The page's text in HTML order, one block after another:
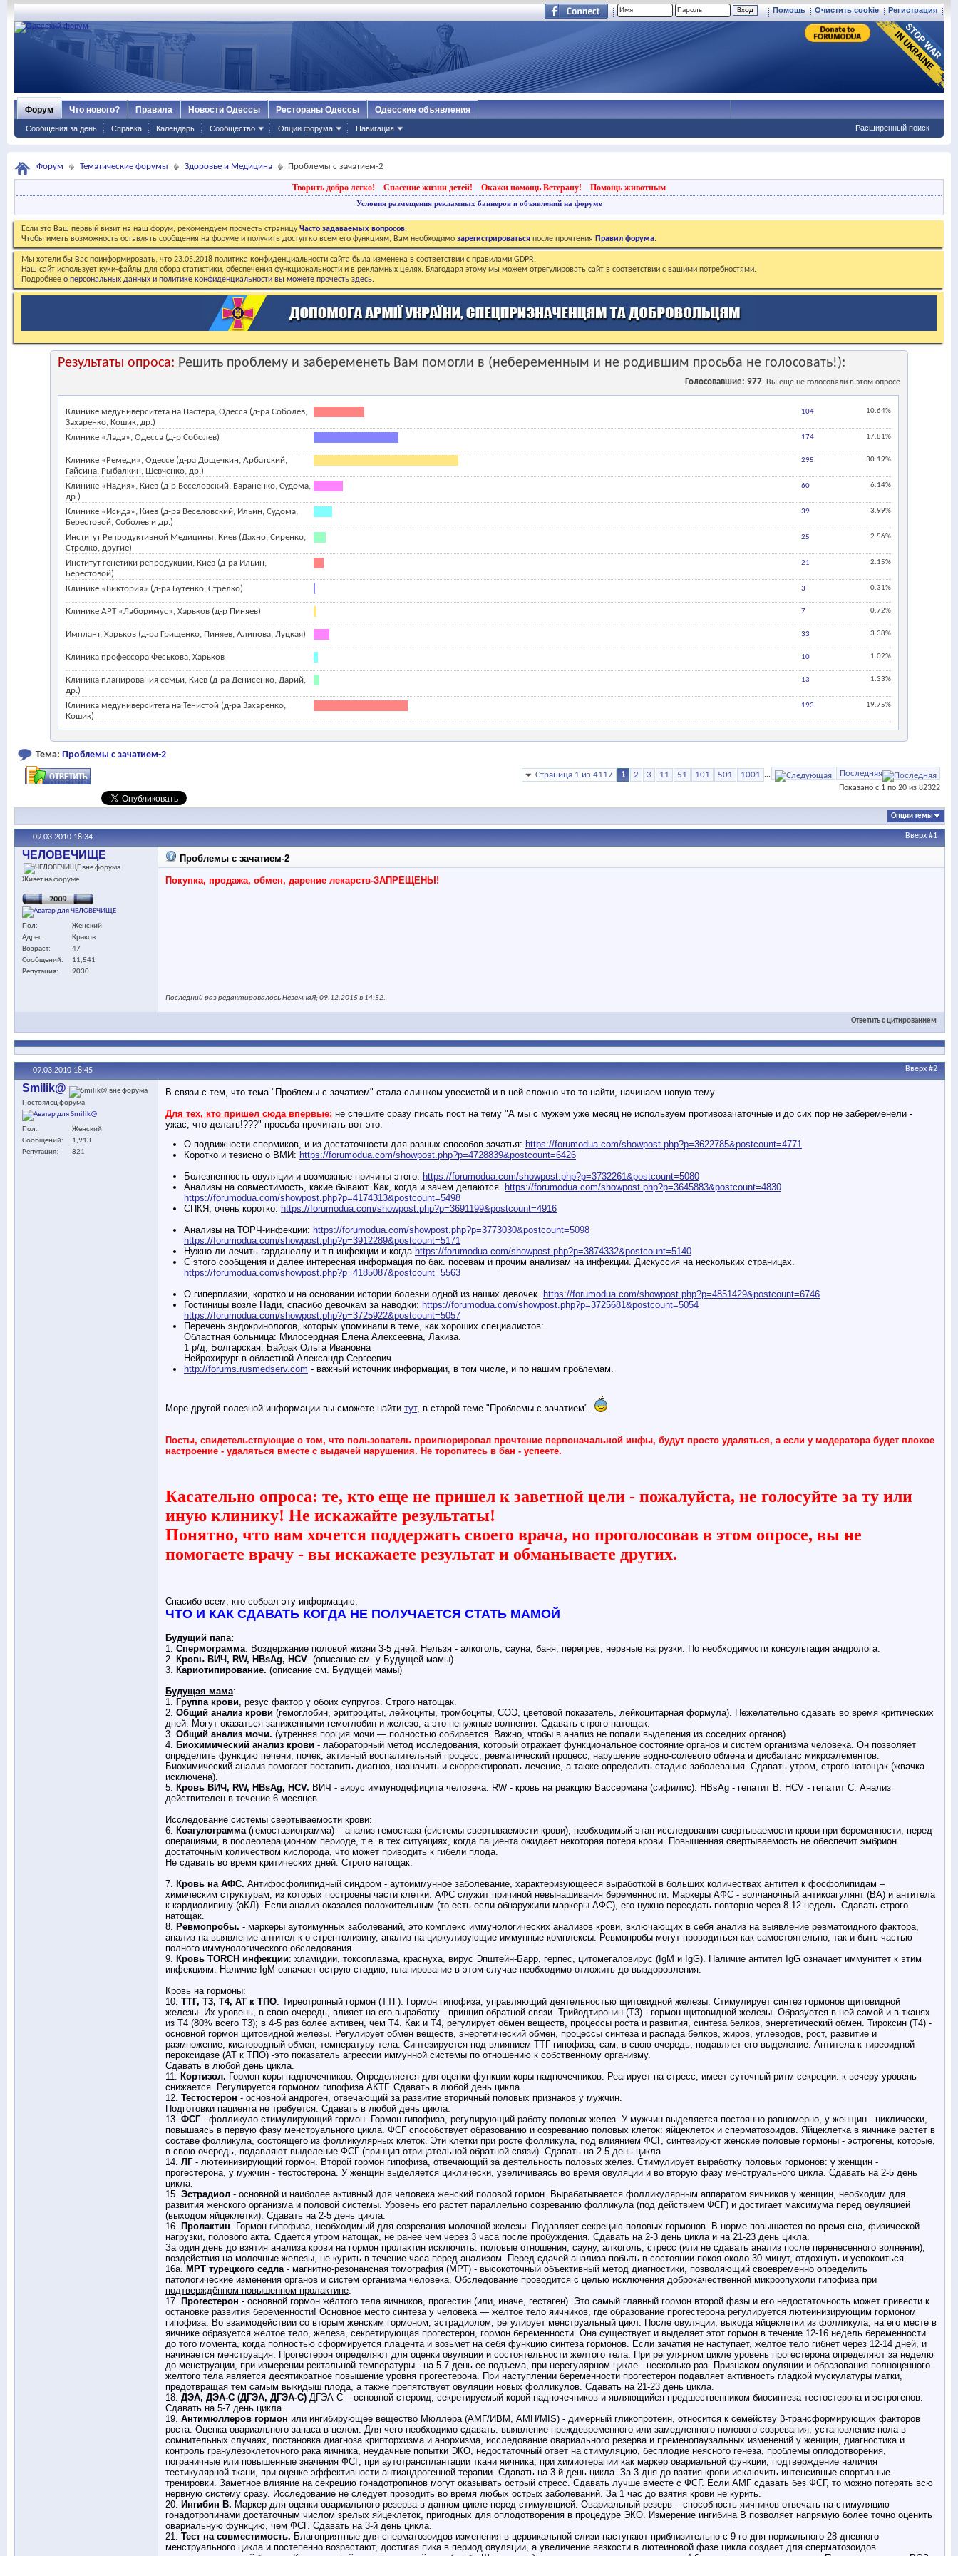
Регистрация
Очистить cookie
Помощь
Форум
Сообщения за день Справка Календарь Сообщество Опции форума Навигация
Что нового? Правила Новости Одессы Рестораны Одессы Одесские объявления
Расширенный поиск
Форум Тематические форумы Здоровье и Медицина Проблемы с зачатием-2
Творить добро легко! Спасение жизни детей! Окажи помощь Ветерану! Помощь животным
Условия размещения рекламных баннеров и объявлений на форуме
Если это Ваш первый визит на наш форум, рекомендуем прочесть страницуЧасто задаваемых вопросов.
Чтобы иметь возможность оставлять сообщения на форуме и получить доступ ко всем его функциям, Вам необходимо зарегистрироваться после прочтения Правил форума.
Мы хотели бы Вас поинформировать, что 23.05.2018 политика конфиденциальности сайта была изменена в соответствии с правилами GDPR.
Наш сайт использует куки-файлы для сбора статистики, обеспечения функциональности и в рекламных целях. Благодаря этому мы можем отрегулировать сайт в соответствии с вашими потребностями.
Подробнее о персональных данных и политике конфиденциальности вы можете прочесть здесь.
Результаты опроса: Решить проблему и забеременеть Вам помогли в (небеременным и не родившим просьба не голосовать!):
Голосовавшие 977. Вы ещё не голосовали в этом опросе
Клинике медуниверситета на Пастера, Одесса (д-ра Соболев,
Захаренко, Кошик, др.)
104 10.64%
Клинике «Лада», Одесса (д-р Соболев) 174 17.81%
Клинике «Ремеди», Одессе (д-ра Дощечкин, Арбатский,
Гайсина, Рыбалкин, Шевченко, др.)
295 30.19%
Клинике «Надия», Киев (д-р Веселовский, Бараненко, Судома,
др.)
60 6.14%
Клинике «Исида», Киев (д-ра Веселовский, Ильин, Судома,
Берестовой, Соболев и др.)
39 3.99%
Институт Репродуктивной Медицины, Киев (Дахно, Сиренко,
Стрелко, другие)
25 2.56%
Институт генетики репродукции, Киев (д-ра Ильин,
Берестовой)
21 2.15%
Клинике «Виктория» (д-ра Бутенко, Стрелко) 3 0.31%
Клинике АРТ «Лаборимус», Харьков (д-р Пиняев) 7 0.72%
Имплант, Харьков (д-ра Грищенко, Пиняев, Алипова, Луцкая) 33 3.38%
Клиника профессора Феськова, Харьков 10 1.02%
Клиника планирования семьи, Киев (д-ра Денисенко, Дарий,
др.)
13 1.33%
Клиника медуниверситета на Тенистой (д-ра Захаренко,
Кошик)
193 19.75%
Тема: Проблемы с зачатием-2
Страница 1 из 4117 1 2 3 11 51 101 501 1001 ... Последняя
Показано с 1 по 20 из 82322
Опции темы
09.03.2010 18:34 Вверх #1
ЧЕЛОВЕЧИЩЕ
Живет на форуме
Пол
Женский
Адрес
Краков
Возраст
47
Сообщений
11,541
Репутация
9030
Проблемы с зачатием-2
Покупка, продажа, обмен, дарение лекарств-ЗАПРЕЩЕНЫ!
Последний раз редактировалось НеземнаЯ; 09.12.2015 в 14:52.
Ответить с цитированием
09.03.2010 18:45 Вверх #2
Smilik@
Постоялец форума
Пол
Женский
Сообщений
1,913
Репутация
821
В связи с тем, что тема "Проблемы с зачатием" стала слишком увесистой и в ней сложно что-то найти, начинаем новую тему.
Для тех, кто пришел сюда впервые: не спешите сразу писать пост на тему "А мы с мужем уже месяц не используем противозачаточные и до сих пор не забеременели -
ужас, что делать!???" просьба прочитать вот это:
О подвижности спермиков, и из достаточности для разных способов зачатья: https://forumodua.com/showpost.php?p=3622785&postcount=4771
Коротко и тезисно о ВМИ: https://forumodua.com/showpost.php?p=4728839&postcount=6426
Болезненность овуляции и возможные причины этого: https://forumodua.com/showpost.php?p=3732261&postcount=5080
Анализы на совместимость, какие бывают. Как, когда и зачем делаются.
https://forumodua.com/showpost.php?p=3645883&postcount=4830
https://forumodua.com/showpost.php?p=4174313&postcount=5498
СПКЯ, очень коротко: https://forumodua.com/showpost.php?p=3691199&postcount=4916
Анализы на ТОРЧ-инфекции: https://forumodua.com/showpost.php?p=3773030&postcount=5098
https://forumodua.com/showpost.php?p=3912289&postcount=5171
Нужно ли лечить гарданеллу и т.п.инфекции и когда https://forumodua.com/showpost.php?p=3874332&postcount=5140
С этого сообщения и далее интересная информация по бак. посевам и прочим анализам на инфекции. Дискуссия на нескольких страницах.
https://forumodua.com/showpost.php?p=4185087&postcount=5563
О гиперплазии, коротко и на основании истории болезни одной из наших девочек.
https://forumodua.com/showpost.php?p=4851429&postcount=6746
Гостиницы возле Нади, спасибо девочкам за наводки: https://forumodua.com/showpost.php?p=3725681&postcount=5054
https://forumodua.com/showpost.php?p=3725922&postcount=5057
Перечень эндокринологов, которых упоминали в теме, как хороших специалистов:
Областная больница: Милосердная Елена Алексеевна, Лакиза.
1 р/д, Болгарская: Байрак Ольга Ивановна
Нейрохирург в областной Александр Сергеевич
http://forums.rusmedserv.com - важный источник информации, в том числе, и по нашим проблемам.
Море другой полезной информации вы сможете найти тут, в старой теме "Проблемы с зачатием".
Посты, свидетельствующие о том, что пользователь проигнорировал прочтение первоначальной инфы, будут просто удаляться, а если у модератора будет плохое
настроение - удаляться вместе с выдачей нарушения. Не торопитесь в бан - успеете.
Касательно опроса: те, кто еще не пришел к заветной цели - пожалуйста, не голосуйте за ту или
иную клинику! Не искажайте результаты!
Понятно, что вам хочется поддержать своего врача, но проголосовав в этом опросе, вы не
помогаете врачу - вы искажаете результат и обманываете других.
Спасибо всем, кто собрал эту информацию:
ЧТО И КАК СДАВАТЬ КОГДА НЕ ПОЛУЧАЕТСЯ СТАТЬ МАМОЙ
Будущий папа:
1. Спермограмма . Воздержание половой жизни 3-5 дней. Нельзя - алкоголь, сауна, баня, перегрев, нервные нагрузки. По необходимости консультация андролога.
2.
Кровь ВИЧ, RW, HBsAg, HCV . (описание см. у Будущей мамы)
3.
Кариотипирование. (описание см. Будущей мамы)
Будущая мама:
1.
Группа крови , резус фактор у обоих супругов. Строго натощак.
2. Общий анализ крови (гемоглобин, эритроциты, лейкоциты, тромбоциты, СОЭ, цветовой показатель, лейкоцитарная формула). Нежелательно сдавать во время критических
дней. Могут оказаться заниженными гемоглобин и железо, а это ненужные волнения. Сдавать строго натощак.
3. Общий анализ мочи. (утренняя порция мочи — полностью собирается. Важно, чтобы в анализ не попали выделения из соседних органов)
4.
Биохимический анализ крови - лабораторный метод исследования, который отражает функциональное состояние органов и систем организма человека. Он позволяет
определить функцию печени, почек, активный воспалительный процесс, ревматический процесс, нарушение водно-солевого обмена и дисбаланс микроэлементов.
Биохимический анализ помогает поставить диагноз, назначить и скорректировать лечение, а также определить стадию заболевания. Сдавать утром, строго натощак (жвачка
исключена).
5.
Кровь ВИЧ, RW, HBsAg, HCV. ВИЧ - вирус иммунодефицита человека. RW - кровь на реакцию Вассермана (сифилис). HBsAg - гепатит В. HCV - гепатит С. Анализ
действителен в течение 6 месяцев.
Исследование системы свертываемости крови:
6.
Коагулограмма (гемостазиограмма) – анализ гемостаза (системы свертываемости крови), необходимый этап исследования свертываемости крови при беременности, перед
операциями, в послеоперационном периоде, т.е. в тех ситуациях, когда пациента ожидает некоторая потеря крови. Повышенная свертываемость не обеспечит эмбрион
достаточным количеством кислорода, что может приводить к гибели плода.
Не сдавать во время критических дней. Строго натощак.
7.
Кровь на АФС. Антифосфолипидный синдром - аутоиммунное заболевание, характеризующееся выработкой в больших количествах антител к фосфолипидам –
химическим структурам, из которых построены части клетки. АФС служит причиной невынашивания беременности. Маркеры АФС - волчаночный антикоагулянт (ВА) и антитела
к кардиолипину (аКЛ). Если анализ оказался положительным (то есть если обнаружили маркеры АФС), его нужно пересдать повторно через 8-12 недель. Сдавать строго
натощак.
8.
Ревмопробы. - маркеры аутоимунных заболеваний, это комплекс иммунологических анализов крови, включающих в себя анализ на выявление ревматоидного фактора,
анализ на выявление антител к о-стрептолизину, анализ на циркулирующие иммунные комплексы. Ревмопробы могут проводиться как самостоятельно, так и быть частью
полного иммунологического обследования.
9.
Кровь TORCH инфекции: хламидии, токсоплазма, краснуха, вирус Эпштейн-Барр, герпес, цитомегаловирус (IgM и IgG). Наличие антител IgG означает иммунитет к этим
инфекциям. Наличие IgM означает острую стадию, планирование в этом случае необходимо отложить до выздоровления.
Кровь на гормоны:
10. ТТГ, Т3, Т4, АТ к ТПО . Тиреотропный гормон (ТТГ). Гормон гипофиза, управляющий деятельностью щитовидной железы. Стимулирует синтез гормонов щитовидной
железы. Их уровень, в свою очередь, влияет на его выработку - принцип обратной связи. Трийодтиронин (Т3) - гормон щитовидной железы. Образуется в ней самой и в тканях
из Т4 (80% всего Т3); в 4-5 раз более активен, чем Т4. Как и Т4, регулирует обмен веществ, процессы роста и развития, синтеза белков, энергетический обмен. Тироксин (Т4) -
основной гормон щитовидной железы. Регулирует обмен веществ, энергетический обмен, процессы синтеза и распада белков, жиров, углеводов, рост, развитие и
размножение, кислородный обмен, температуру тела. Синтезируется под влиянием ТТГ гипофиза, сам, в свою очередь, подавляет его выделение. Антитела к тиреоидной
пероксидазе (АТ к ТПО) -это показатель агрессии иммунной системы по отношению к собственному организму.
Сдавать в любой день цикла.
11.
Кортизол. Гормон коры надпочечников. Определяется для оценки функции коры надпочечников. Реагирует на стресс, имеет суточный ритм секреции: к вечеру уровень
снижается. Регулируется гормоном гипофиза АКТГ. Сдавать в любой день цикла.
12. Тестостерон - основной андроген, отвечающий за развитие вторичный половых признаков у мужчин.
Подготовки пациента не требуется. Сдавать в любой день цикла.
13. ФСГ- фолликуло стимулирующий гормон. Гормон гипофиза, регулирующий работу половых желез. У мужчин выделяется постоянно равномерно, у женщин - циклически,
повышаясь в первую фазу менструального цикла. ФСГ способствует образованию и созреванию половых клеток: яйцеклеток и сперматозоидов. Яйцеклетка в яичнике растет в
составе фолликула, состоящего из фолликулярных клеток. Эти клетки при росте фолликула, под влиянием ФСГ, синтезируют женские половые гормоны - эстрогены, которые,
в свою очередь, подавляют выделение ФСГ (принцип отрицательной обратной связи). Сдавать на 2-5 день цикла
14. ЛГ- лютеинизирующий гормон. Второй гормон гипофиза, отвечающий за деятельность половых желез. Стимулирует выработку половых гормонов: у женщин -
прогестерона, у мужчин - тестостерона. У женщин выделяется циклически, увеличиваясь во время овуляции и во вторую фазу менструального цикла. Сдавать на 2-5 день
цикла.
15. Эстрадиол - основной и наиболее активный для человека женский половой гормон. Вырабатывается фолликулярным аппаратом яичников у женщин, необходим для
развития женского организма и половой системы. Уровень его растет параллельно созреванию фолликула (под действием ФСГ) и достигает максимума перед овуляцией
(выходом яйцеклетки). Сдавать на 2-5 день цикла.
16.
Пролактин . Гормон гипофиза, необходимый для созревания молочной железы. Подавляет секрецию половых гормонов. В норме повышается во время сна, физической
нагрузки, полового акта. Сдается утром натощак, не ранее чем через 3 часа после пробуждения. Сдавать на 2-3 день цикла и на 21-23 день цикла.
За один день до взятия анализа крови на гормон пролактин исключить: половые отношения, сауну, алкоголь, стресс (или не сдавать анализ после перенесенного волнения),
воздействия на молочные железы, не курить в течение часа перед анализом. Перед сдачей анализа побыть в состоянии покоя около 30 минут, отдохнуть и успокоиться.
16а.
МРТ турецкого седла - магнитно-резонансная томография (МРТ) - высокоточный объективный метод диагностики, позволяющий своевременно определить
патологические изменения органов и систем организма человека. Обследование проводится с целью исключения доброкачественной микроопухоли гипофиза при
подтверждённом повышенном пролактине
17.
Прогестерон - основной гормон жёлтого тела яичников, прогестин (или, иначе, гестаген). Это самый главный гормон второй фазы и его недостаточность может привести к
остановке развития беременности! Основное место синтеза у человека — жёлтое тело яичников, где образование прогестерона регулируется лютеинизирующим гормоном
гипофиза. Во взаимодействии со вторым женским гормоном, эстрадиолом, регулирует менструальный цикл. После овуляции, выхода яйцеклетки из фолликула, на его месте в
яичнике образуется желтое тело, железа, секретирующая прогестерон, гормон беременности. Она существует и выделяет этот гормон в течение 12-16 недель беременности
до того момента, когда полностью сформируется плацента и возьмет на себя функцию синтеза гормонов. Если зачатия не наступает, желтое тело гибнет через 12-14 дней, и
начинается менструация. Прогестерон определяют для оценки овуляции и состоятельности желтого тела. При регулярном цикле уровень прогестерона определяют за неделю
до менструации, при измерении ректальной температуры - на 5-7 день ее подъема, при нерегулярном цикле - несколько раз. Признаком овуляции и образования полноценного
желтого тела является десятикратное повышение уровня прогестерона. При наступлении беременности прогестерон подавляет активность гладкой мускулатуры матки,
предотвращая тем самым выкидыш плода, а также препятствует овуляции новых фолликулов. Сдавать на 21-23 день цикла.
18. ДЭА, ДЭА-С (ДГЭА, ДГЭА-С) ДГЭА-С – основной стероид, секретируемый корой надпочечников и являющийся предшественником биосинтеза тестостерона и эстрогенов.
Сдавать на 5-7 день цикла.
19. Антимюллеров гормон или ингибирующее вещество Мюллера (АМГ/ИВМ, AMH/MIS) - димерный гликопротеин, относится к семейству β-трансформирующих факторов
роста. Оценка овариального запаса в целом. Для чего необходимо сдавать: выявление преждевременного или замедленного полового созревания, установление пола в
сомнительных случаях, постановка диагноза крипторхизма и анорхизма, исследование овариального резерва и пременопаузальных изменений у женщин, диагностика и
контроль гранулёзоклеточного рака яичника, неудачные попытки ЭКО, недостаточный ответ на стимуляцию, бесплодие неясного генеза, проблемы оплодотворения,
пограничные или повышенные значения ФСГ, при аутотрансплантации ткани яичника, при химиотерапии как маркер овариальной функции, подтверждение наличия
тестикулярной ткани, при оценке эффективности антиандрогенной терапии. Сдавать на 3-й день цикла. За 3 дня до взятия крови исключить интенсивные спортивные
тренировки. Заметное влияние на секрецию гонадотропинов могут оказывать острый стресс. Сдавать лучше вместе с ФСГ. Если АМГ сдавать без ФСГ, то можно потерять всю
нервную систему сразу. Исследование не следует проводить во время любых острых заболеваний. За 1 час до взятия крови не курить.
20.
Ингибин В. Маркер для оценки овариального резерва в данном цикле перед стимуляцией. Овариальный резерв – способность яичников отвечать на стимуляцию
гонадотропинами достаточным числом зрелых яйцеклеток, пригодных для оплодотворения в процедуре ЭКО. Измерение ингибина В позволяет напрямую более точно оценить
овариальную функцию, чем ФСГ. Сдавать на 3-й день цикла.
21. Тест на совместимость. Благоприятные для сперматозоидов изменения в цервикальной слизи наступают приблизительно с 9-го дня нормального 28-дневного
менструального цикла и постепенно возрастают, достигая пика в период овуляции, а увеличение вязкости в лютеиновой фазе цикла создает для сперматозоидов